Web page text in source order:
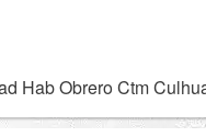
Hab Obrero Ctm